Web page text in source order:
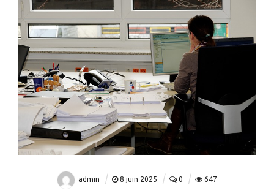
admin 8 juin 2025 0 647